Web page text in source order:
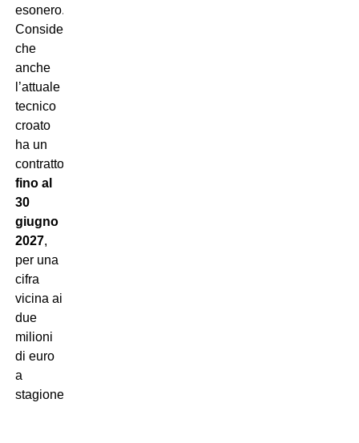
esonero.
Considerando
che
anche
l’attuale
tecnico
croato
ha un
contratto
fino al
30
giugno
2027,
per una
cifra
vicina ai
due
milioni
di euro
a
stagione.